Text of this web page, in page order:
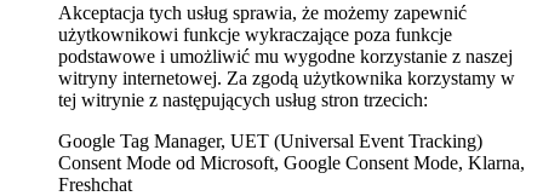
Akceptacja tych usług sprawia, że możemy zapewnić
użytkownikowi funkcje wykraczające poza funkcje
podstawowe i umożliwić mu wygodne korzystanie z naszej
witryny internetowej. Za zgodą użytkownika korzystamy w
tej witrynie z następujących usług stron trzecich:
Google Tag Manager, UET (Universal Event Tracking)
Consent Mode od Microsoft, Google Consent Mode, Klarna,
Freshchat